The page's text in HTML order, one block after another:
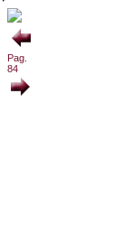
Pag.
84